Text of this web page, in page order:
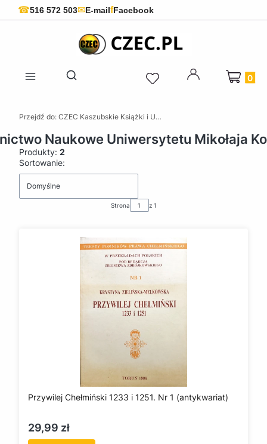
☎516 572 503✉E-mailfFacebook
Otwórz wyszukiwarkę
Produkty
Przejdź do: CZEC Kaszubskie Książki i Upominki - Pamiątki z Kaszub
Naukowe Uniwersytetu Mikołaja
Produkty: 2
Lista produktów
Sortowanie:
Domyślne
Strona z 1
Przywilej Chełmiński 1233 i 1251. Nr 1 (antykwariat)
Cena
29,99 zł